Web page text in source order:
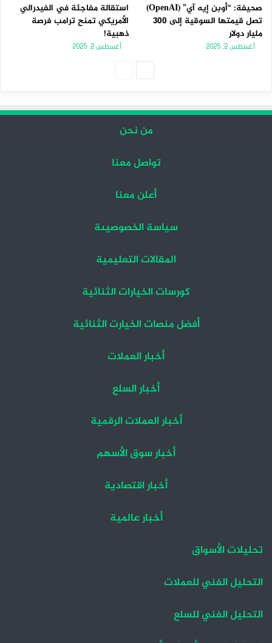
صحيفة: “أوبن إيه آي” (OpenAI)
تصل قيمتها السوقية إلى 300
مليار دولار
أغسطس 2, 2025
استقالة مفاجئة في الفيدرالي
الأمريكي تمنح ترامب فرصة
ذهبية!
أغسطس 2, 2025
من نحن
تواصل معنا
أعلن معنا
سياسة الخصوصيىة
المقالات التعليمية
كورسات الخيارات الثنائية
أفضل منصات الخيارت الثنائية
أخبار العملات
أخبار السلع
أخبار العملات الرقمية
أخبار سوق الأسهم
أخبار اقتصادية
أخبار عالمية
تحليلات الأسواق
التحليل الفني للعملات
التحليل الفني للسلع